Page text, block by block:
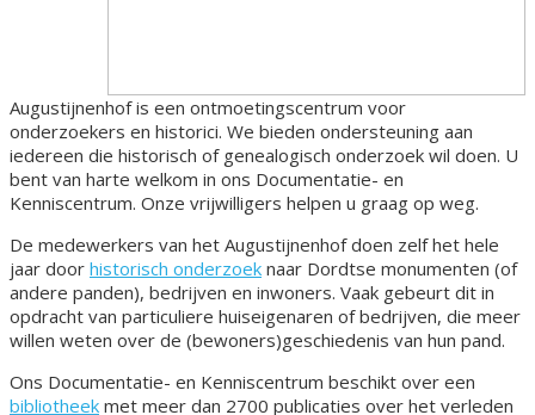
Augustijnenhof is een ontmoetingscentrum voor
onderzoekers en historici. We bieden ondersteuning aan
iedereen die historisch of genealogisch onderzoek wil doen. U
bent van harte welkom in ons Documentatie- en
Kenniscentrum. Onze vrijwilligers helpen u graag op weg.
De medewerkers van het Augustijnenhof doen zelf het hele
jaar door historisch onderzoek naar Dordtse monumenten (of
andere panden), bedrijven en inwoners. Vaak gebeurt dit in
opdracht van particuliere huiseigenaren of bedrijven, die meer
willen weten over de (bewoners)geschiedenis van hun pand.
Ons Documentatie- en Kenniscentrum beschikt over een
bibliotheek met meer dan 2700 publicaties over het verleden